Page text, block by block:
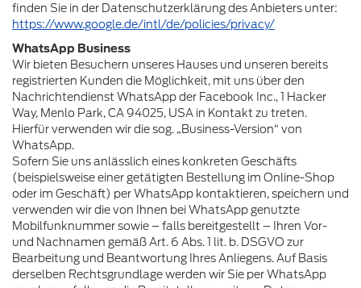
finden Sie in der Datenschutzerklärung des Anbieters unter:
https://www.google.de/intl/de/policies/privacy/
WhatsApp Business
Wir bieten Besuchern unseres Hauses und unseren bereits
registrierten Kunden die Möglichkeit, mit uns über den
Nachrichtendienst WhatsApp der Facebook Inc., 1 Hacker
Way, Menlo Park, CA 94025, USA in Kontakt zu treten.
Hierfür verwenden wir die sog. „Business-Version“ von
WhatsApp.
Sofern Sie uns anlässlich eines konkreten Geschäfts
(beispielsweise einer getätigten Bestellung im Online-Shop
oder im Geschäft) per WhatsApp kontaktieren, speichern und
verwenden wir die von Ihnen bei WhatsApp genutzte
Mobilfunknummer sowie – falls bereitgestellt – Ihren Vor-
und Nachnamen gemäß Art. 6 Abs. 1 lit. b. DSGVO zur
Bearbeitung und Beantwortung Ihres Anliegens. Auf Basis
derselben Rechtsgrundlage werden wir Sie per WhatsApp